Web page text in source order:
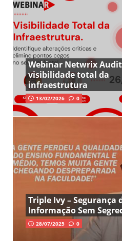
Webinar Netwrix
visibilidade total da
infraestrutura
13/02/2026 0
Triple Ivy – Segurança
Informação Sem
28/07/2025 0